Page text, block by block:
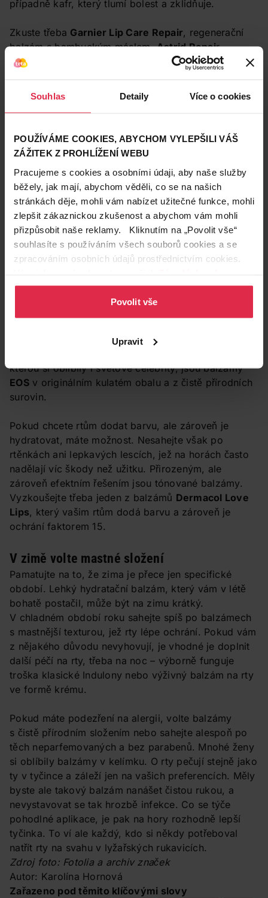
Souhlas Detaily Více o cookies
POUŽÍVÁME COOKIES, ABYCHOM VYLEPŠILI VÁŠ
ZÁŽITEK Z PROHLÍŽENÍ WEBU
Pracujeme s cookies a osobními údaji, aby naše služby
běžely, jak mají, abychom věděli, co se na našich
stránkách děje, mohli vám nabízet užitečné funkce, mohli
zlepšit zákaznickou zkušenost a abychom vám mohli
přizpůsobit naše reklamy. Kliknutím na „Povolit vše“
souhlasíte s používáním všech souborů cookies a se
zpracováním osobních údajů prostřednictvím cookies.
osobních údajů.
Povolit vše
Upravit
případně kafr, který tlumí bolest a zklidňuje.
Zkuste třeba Garnier Lip Care Repair, regenerační
balzám s bambuckým máslem,Astrid Repair
s panthenolem a vitaminem E nebo třeba Intense
ve formě koncentrovaného krému. Stačí ho troška a
vaše rty okamžitě zaznamenají úlevu. Na opravdu
balzám v kelímkuBlistex Medpluss obsahem kafru.
Zkuste ho nanést na noc jako masku na rty.
Ochrana a péče pro běžný den
Ne každý den je na horách sluníčko nebo sněhová
vánice a ne každý má citlivé rty. V takových
případech sáhněte po běžném balzámu, který rty
hydratuje a udrží „v normálu“. Alespoň minimální
ochranný faktor ale rozhodně není na škodu, stejně
jako přísady, jež rty dlouhodobě hydratují.
E, který rty dlouhodobě vyživuje. Je to univerzální
Neutrogena Lip Care
, jenž má navíc
kterou si oblíbily i světové celebrity, jsou balzámy
EOSv originálním kulatém obalu a z čistě přírodních
surovin.
Pokud chcete rtům dodat barvu, ale zároveň je
hydratovat, máte možnost. Nesahejte však po
rtěnkách ani lepkavých lescích, jež na horách často
nadělají víc škody než užitku. Přirozeným, ale
zároveň efektním řešením jsou tónované balzámy.
Vyzkoušejte třeba jeden z balzámů Dermacol Love
Lips, který vašim rtům dodá barvu a zároveň je
ochrání faktorem 15.
V zimě volte mastné složení
Pamatujte na to, že zima je přece jen specifické
období. Lehký hydratační balzám, který vám v létě
bohatě postačil, může být na zimu krátký.
V chladném období roku sahejte spíš po balzámech
s mastnější texturou, jež rty lépe ochrání. Pokud vám
z nějakého důvodu nevyhovují, je vhodné je doplnit
další péčí na rty, třeba na noc – výborně funguje
troška klasické Indulony nebo výživný balzám na rty
ve formě krému.
Pokud máte podezření na alergii, volte balzámy
s čistě přírodním složením nebo sahejte alespoň po
těch neparfemovaných a bez parabenů. Mnohé ženy
si oblíbily balzámy v kelímku. O rty pečují stejně jako
ty v tyčince a záleží jen na vašich preferencích. Měly
byste ale takový balzám nanášet čistou rukou, a
nevystavovat se tak hrozbě infekce. Co se týče
pohodlné aplikace, je pak na hory rozhodně lepší
tyčinka. To ví ale každý, kdo si někdy potřeboval
natřít rty na svahu v lyžařských rukavicích.
Zdroj foto: Fotolia a archiv značek
Autor: Karolína Hornová
Zařazeno pod těmito klíčovými slovy